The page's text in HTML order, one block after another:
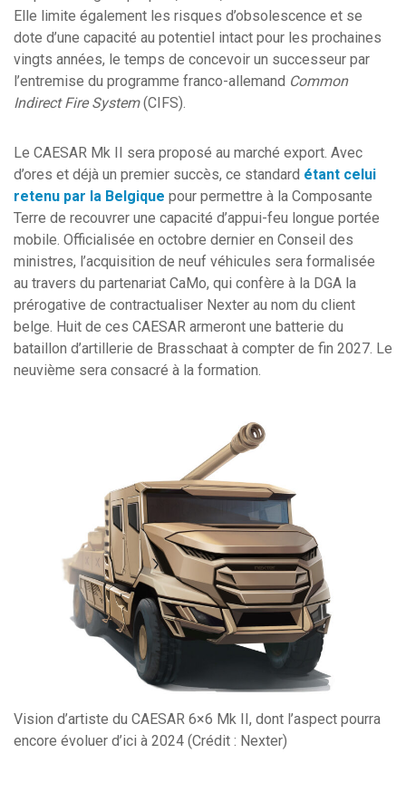
Elle limite également les risques d’obsolescence et se
dote d’une capacité au potentiel intact pour les prochaines
vingts années, le temps de concevoir un successeur par
l’entremise du programme franco-allemand Common
Indirect Fire System(CIFS).
Le CAESAR Mk II sera proposé au marché export. Avec
d’ores et déjà un premier succès, ce standard étant celui
retenu par la Belgique pour permettre à la Composante
Terre de recouvrer une capacité d’appui-feu longue portée
mobile. Officialisée en octobre dernier en Conseil des
ministres, l’acquisition de neuf véhicules sera formalisée
au travers du partenariat CaMo, qui confère à la DGA la
prérogative de contractualiser Nexter au nom du client
belge. Huit de ces CAESAR armeront une batterie du
bataillon d’artillerie de Brasschaat à compter de fin 2027. Le
neuvième sera consacré à la formation.
Vision d’artiste du CAESAR 6×6 Mk II, dont l’aspect pourra
encore évoluer d’ici à 2024 (Crédit : Nexter)